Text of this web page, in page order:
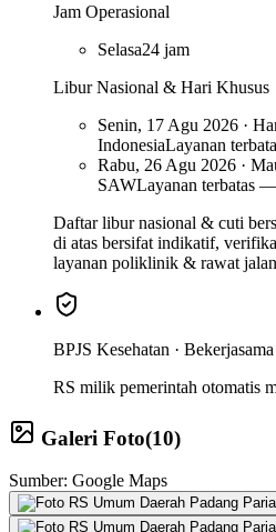
Jam Operasional
Selasa24 jam
Libur Nasional & Hari Khusus
Senin, 17 Agu 2026 ·
IndonesiaLayanan
Rabu, 26 Agu 2026 ·
SAWLayanan terbatas
Daftar libur nasional & cuti
di atas bersifat indikatif,
layanan poliklinik & rawat
BPJS Kesehatan ·
RS milik pemerintah otomatis
Galeri Foto(10)
Sumber: Google Maps